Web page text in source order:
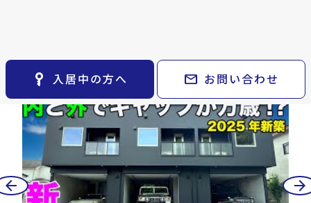
マイホームを考え始めたら keyboard_arrow_right
ご購入の流れ・諸費用 keyboard_arrow_right
key_vertical 入居中の方へ mail お問い合わせ
arrow_back arrow_forward
New